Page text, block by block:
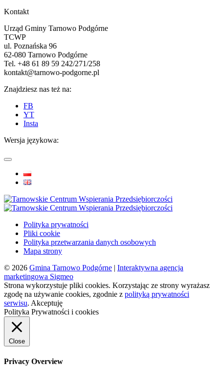
Kontakt
Urząd Gminy Tarnowo Podgórne
TCWP
ul. Poznańska 96
62-080 Tarnowo Podgórne
Tel. +48 61 89 59 242/271/258
kontakt@tarnowo-podgorne.pl
Znajdziesz nas też na:
FB
YT
Insta
Wersja językowa:
Polityka prywatności
Pliki cookie
Polityka przetwarzania danych osobowych
Mapa strony
© 2026 Gmina Tarnowo Podgórne | Interaktywna agencja
marketingowa Sigmeo
Strona wykorzystuje pliki cookies. Korzystając ze strony wyrażasz
zgodę na używanie cookies, zgodnie z polityką prywatności
serwisu. Akceptuję
Polityka Prywatności i cookies
Close
Privacy Overview